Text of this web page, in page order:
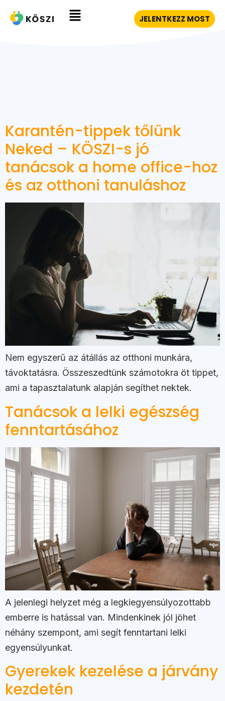
JELENTKEZZ MOST
Karantén-tippek tőlünk
Neked – KÖSZI-s jó
tanácsok a home office-hoz
és az otthoni tanuláshoz
Nem egyszerű az átállás az otthoni munkára,
távoktatásra. Összeszedtünk számotokra öt tippet,
ami a tapasztalatunk alapján segíthet nektek.
Tanácsok a lelki egészség
fenntartásához
A jelenlegi helyzet még a legkiegyensúlyozottabb
emberre is hatással van. Mindenkinek jól jöhet
néhány szempont, ami segít fenntartani lelki
egyensúlyunkat.
Gyerekek kezelése a járvány
kezdetén